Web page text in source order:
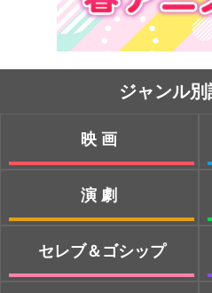
ジャンル
映画
演劇
セレブ＆ゴシップ